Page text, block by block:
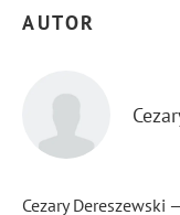
AUTOR
Cezary